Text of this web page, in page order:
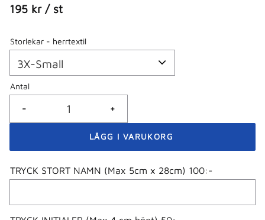
195 kr / st
Storlekar - herrtextil
Antal
+
-
TRYCK STORT NAMN (Max 5cm x 28cm) 100:-